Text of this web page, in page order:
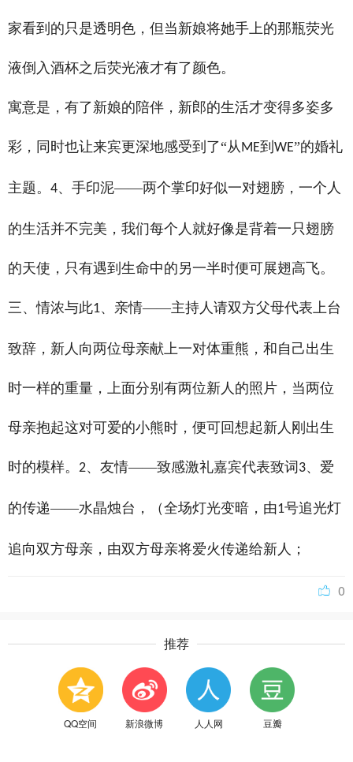
家看到的只是透明色，但当新娘将她手上的那瓶荧光
液倒入酒杯之后荧光液才有了颜色。
寓意是，有了新娘的陪伴，新郎的生活才变得多姿多
彩，同时也让来宾更深地感受到了“从ME到 WE”的婚礼
主题。 4、手印泥——两个掌印好似一对翅膀，一个人
的生活并不完美，我们每个人就好像是背着一只翅膀
的天使，只有遇到生命中的另一半时便可展翅高飞。
三、情浓与此1、亲情——主持人请双方父母代表上台
致辞，新人向两位母亲献上一对体重熊，和自己出生
时一样的重量，上面分别有两位新人的照片，当两位
母亲抱起这对可爱的小熊时，便可回想起新人刚出生
时的模样。 2、友情——致感激礼嘉宾代表致词 3、爱
的传递——水晶烛台，（全场灯光变暗，由1号追光灯
追向双方母亲，由双方母亲将爱火传递给新人；
0
推荐
QQ空间 新浪微博 人人网 豆瓣